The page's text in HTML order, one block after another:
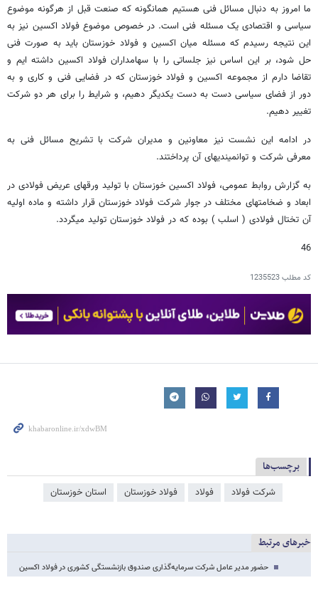
ما امروز به دنبال مسائل فنی هستیم همانگونه که صنعت قبل از هرگونه موضوع
سیاسی و اقتصادی یک مسئله فنی است. در خصوص موضوع فولاد اکسین نیز به
این نتیجه رسیدم که مسئله میان اکسین و فولاد خوزستان باید به صورت فنی
حل شود، بر این اساس نیز جلساتی را با سهامداران فولاد اکسین داشته ایم و
تقاضا دارم از مجموعه اکسین و فولاد خوزستان که در فضایی فنی و کاری و به
دور از فضای سیاسی دست به دست یکدیگر دهیم، و شرایط را برای هر دو شرکت
تغییر دهیم.
در ادامه این نشست نیز معاونین و مدیران شرکت با تشریح مسائل فنی به
معرفی شرکت و توانمیندیهای آن پرداختند.
به گزارش روابط عمومی، فولاد اکسین خوزستان با تولید ورقهای عریض فولادی در
ابعاد و ضخامتهای مختلف در جوار شرکت فولاد خوزستان قرار داشته و ماده اولیه
آن تختال فولادی ( اسلب ) بوده که در فولاد خوزستان تولید میگردد.
46
کد مطلب1235523
برچسب‌ها
شرکت فولاد فولاد فولاد خوزستان استان خوزستان
خبرهای مرتبط
حضور مدیر عامل شرکت سرمایه‌گذاری صندوق بازنشستگی کشوری در فولاد اکسین